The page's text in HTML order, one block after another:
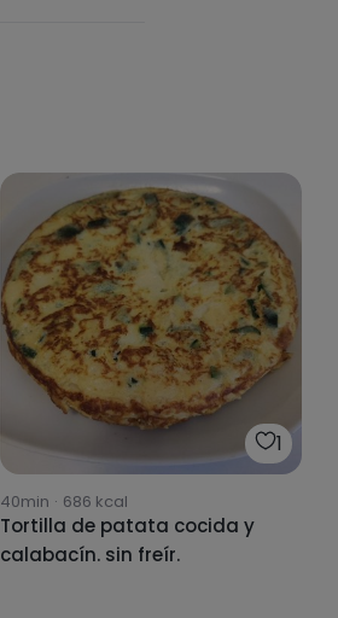
1
40min · 686 kcal
Tortilla de patata cocida y
calabacín. sin freír.